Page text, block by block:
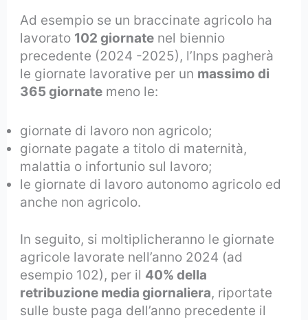
Ad esempio se un braccinate agricolo ha
lavorato 102 giornate nel biennio
precedente (2024 -2025), l’Inps pagherà
le giornate lavorative per un massimo di
365 giornate meno le:
giornate di lavoro non agricolo;
giornate pagate a titolo di maternità,
malattia o infortunio sul lavoro;
le giornate di lavoro autonomo agricolo ed
anche non agricolo.
In seguito, si moltiplicheranno le giornate
agricole lavorate nell’anno 2024 (ad
esempio 102), per il 40% della
retribuzione media giornaliera, riportate
sulle buste paga dell’anno precedente il